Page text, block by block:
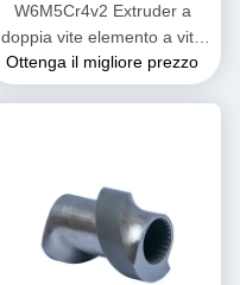
W6M5Cr4v2 Extruder a
doppia vite elemento a vite
di miscelazione per
l'industria alimentare
Ottenga il migliore prezzo